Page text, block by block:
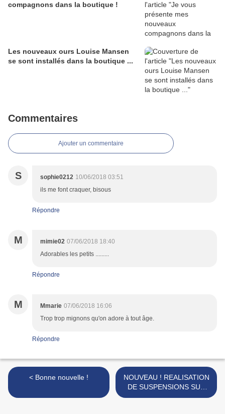
compagnons dans la boutique !
Les nouveaux ours Louise Mansen
se sont installés dans la boutique ...
Commentaires
Ajouter un commentaire
S sophie0212 10/06/2018 03:51
ils me font craquer, bisous
Répondre
M mimie02 07/06/2018 18:40
Adorables les petits .........
Répondre
M Mmarie 07/06/2018 16:06
Trop trop mignons qu'on adore à tout âge.
Répondre
< Bonne nouvelle !
NOUVEAU ! REALISATION
DE SUSPENSIONS SUR
MESURE >